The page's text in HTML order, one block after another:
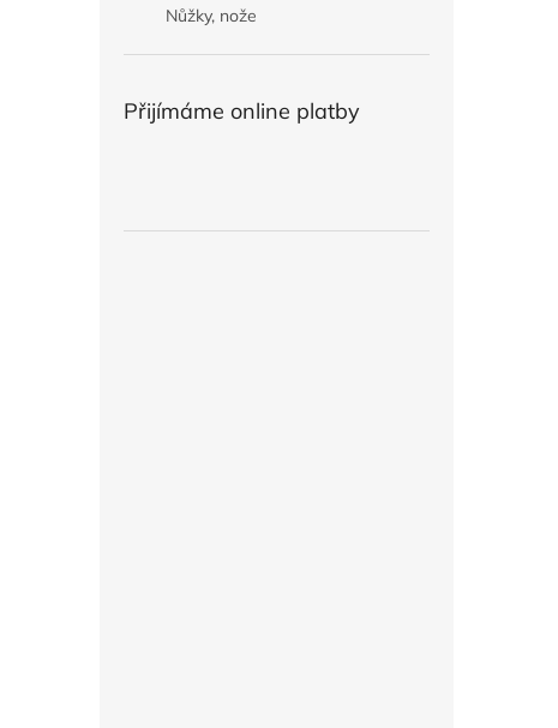
Nůžky, nože
Přijímáme online platby